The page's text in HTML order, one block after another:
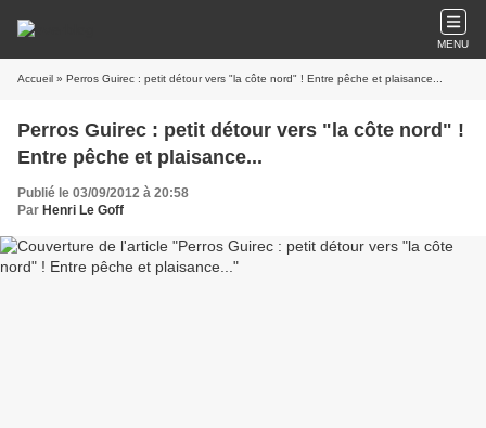
MENU
Accueil » Perros Guirec : petit détour vers "la côte nord" ! Entre pêche et plaisance...
Perros Guirec : petit détour vers "la côte nord" !
Entre pêche et plaisance...
Publié le 03/09/2012 à 20:58
Par Henri Le Goff